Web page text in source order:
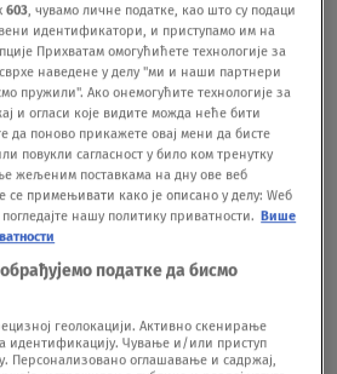
Oglas
Maje Berović nekoliko sati
u Budvi: Možete da se družite
603, чувамо личне податке, као што су подаци
идентификатори, и приступамо им на
Прихватам омогућићете технологије за
наведене у делу "ми и наши партнери
пружили". Ако онемогућите технологије за
и огласи које видите можда неће бити
да поново прикажете овај мени да бисте
повукли сагласност у било ком тренутку
жељеним поставкама на дну ове веб
примењивати како је описано у делу: Wеб
нашу политику приватности. Више
податке да бисмо
геолокацији. Активно скенирање
идентификацију. Чување и/или приступ
Персонализовано оглашавање и садржај,